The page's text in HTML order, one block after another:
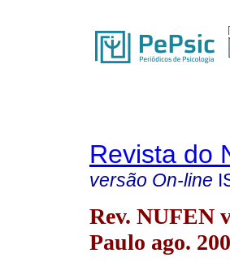
Revista do
versão On-line
Rev. NUFEN
Paulo ago.